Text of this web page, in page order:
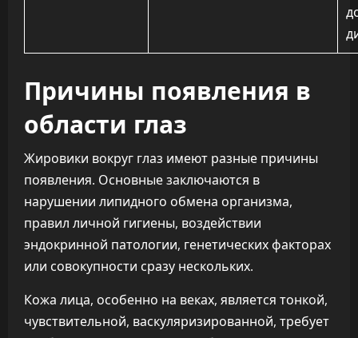
Причины появления в
области глаз
Жировики вокруг глаз имеют разные причины
появления. Основные заключаются в
нарушении липидного обмена организма,
правил личной гигиены, воздействии
эндокринной патологии, генетических факторах
или совокупности сразу нескольких.
Кожа лица, особенно на веках, является тонкой,
чувствительной, васкуляризированной, требует